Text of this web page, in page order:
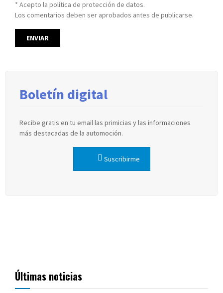
* Acepto la política de protección de datos.
Los comentarios deben ser aprobados antes de publicarse.
Boletín digital
Recibe gratis en tu email las primicias y las informaciones
más destacadas de la automoción.
Suscribirme
Últimas noticias